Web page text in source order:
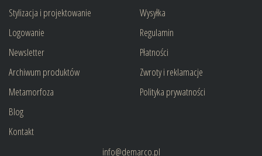
Stylizacja i projektowanie
Logowanie
Newsletter
Archiwum produktów
Metamorfoza
Blog
Kontakt
Wysyłka
Regulamin
Płatności
Zwroty i reklamacje
Polityka prywatności
info@demarco.pl